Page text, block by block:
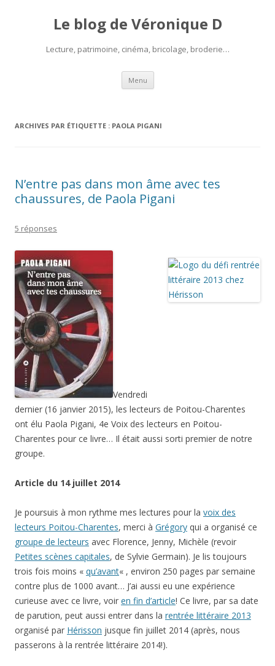
Le blog de Véronique D
Lecture, patrimoine, cinéma, bricolage, broderie…
Menu Aller
contenu
ARCHIVES PAR ÉTIQUETTE : PAOLA PIGANI
N’entre pas dans mon âme avec tes
chaussures, de Paola Pigani
5 réponses
Vendredi
dernier (16 janvier 2015), les lecteurs de Poitou-Charentes
ont élu Paola Pigani, 4e Voix des lecteurs en Poitou-
Charentes pour ce livre… Il était aussi sorti premier de notre
groupe.
Article du 14 juillet 2014
Je poursuis à mon rythme mes lectures pour la voix des
lecteurs Poitou-Charentes, merci à Grégory qui a organisé ce
groupe de lecteurs avec Florence, Jenny, Michèle (revoir
Petites scènes capitales, de Sylvie Germain). Je lis toujours
trois fois moins « qu’avant« , environ 250 pages par semaine
contre plus de 1000 avant… J’ai aussi eu une expérience
curieuse avec ce livre, voir en fin d’article! Ce livre, par sa date
de parution, peut aussi entrer dans la rentrée littéraire 2013
organisé par Hérisson jusque fin juillet 2014 (après, nous
passerons à la rentrée littéraire 2014!).